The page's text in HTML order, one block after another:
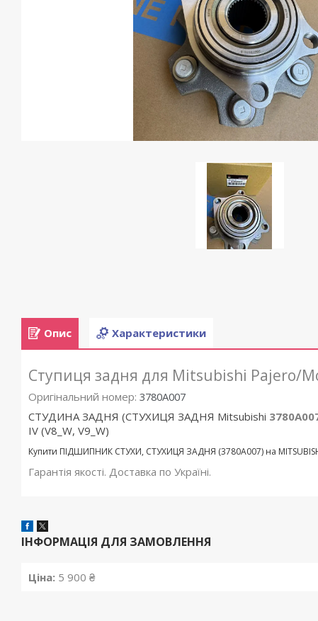
Опис Характеристики
Ступиця задня для Mitsubishi Pajero/
Оригінальний номер: 3780A007
СТУДИНА ЗАДНЯ (СТУХИЦЯ ЗАДНЯ Mitsubishi
IV (V8_W, V9_W)
Купити ПІДШИПНИК СТУХИ, СТУХИЦЯ ЗАДНЯ (3780A007) на MITSUBISHI
Гарантія якості. Доставка по Україні.
ІНФОРМАЦІЯ ДЛЯ ЗАМОВЛЕННЯ
Ціна: 5 900 ₴